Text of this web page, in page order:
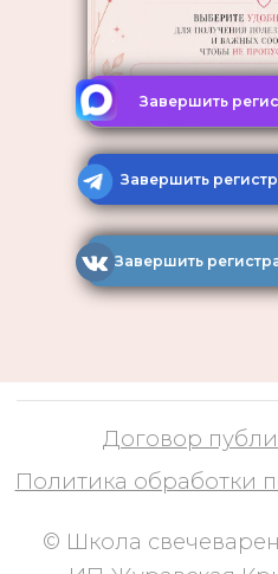
Завершить
Завершить
Завершить
© Школа свечеварения
ИП Журавская Кристина
ОГРНИП
Политика обработки
Договор публичной
Телефон: +7 996 105
Канал в МАХ
Telegram